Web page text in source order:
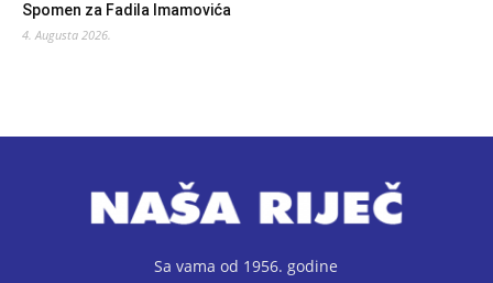
Spomen za Fadila Imamovića
4. Augusta 2026.
Sa vama od 1956. godine